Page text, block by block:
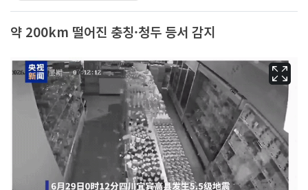
약 200km 떨어진 충칭·청두 등서 감지